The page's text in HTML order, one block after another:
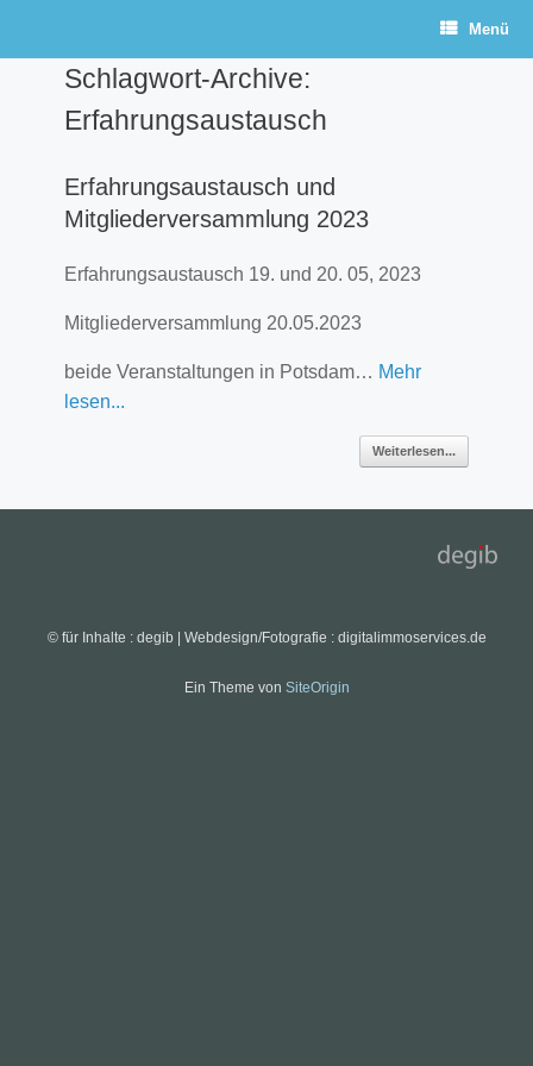
springen
Menü
Schlagwort-Archive:
Erfahrungsaustausch
Erfahrungsaustausch und
Mitgliederversammlung 2023
Erfahrungsaustausch 19. und 20. 05, 2023
Mitgliederversammlung 20.05.2023
beide Veranstaltungen in Potsdam… Mehr
lesen...
Weiterlesen...
© für Inhalte : degib | Webdesign/Fotografie : digitalimmoservices.de
Ein Theme von SiteOrigin